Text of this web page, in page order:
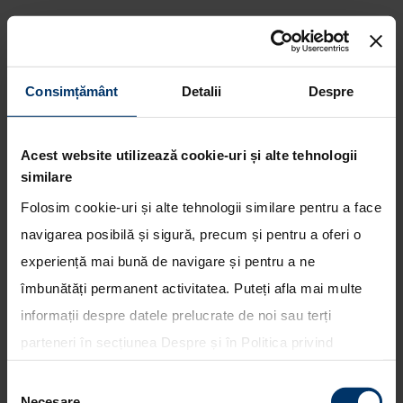
Consimțământ Detalii Despre
Acest website utilizează cookie-uri și alte tehnologii
similare
Folosim cookie-uri și alte tehnologii similare pentru a face
navigarea posibilă și sigură, precum și pentru a oferi o
experiență mai bună de navigare și pentru a ne
îmbunătăți permanent activitatea. Puteți afla mai multe
informații despre datele prelucrate de noi sau terți
parteneri în secțiunea Despre și în Politica privind
toate cookie-urile, una sau mai multe categorii sau să
Hyundai Motor livreaza
urmatoarea transa de vehicule
ix35 Fuel Cell alimentate cu
hidrogen, in Europa